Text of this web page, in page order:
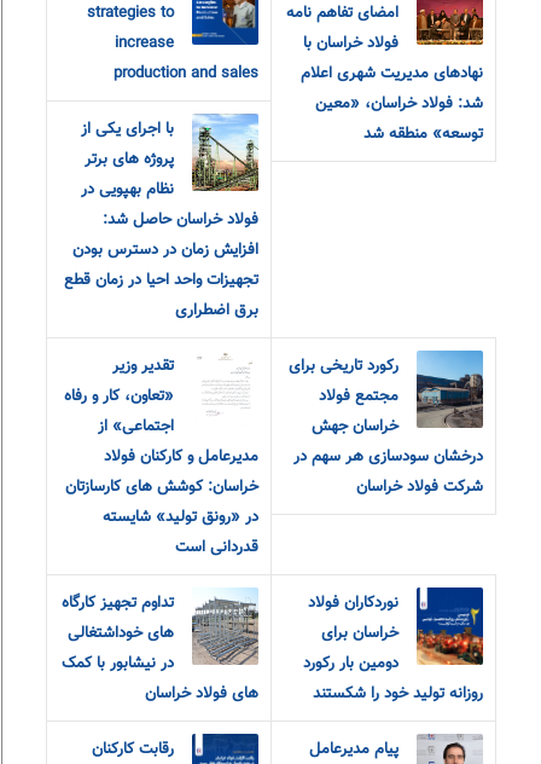
امضای تفاهم نامه
فولاد خراسان با
نهادهای مدیریت شهری اعلام
شد: فولاد خراسان، «معین
توسعه» منطقه شد
strategies to
increase
production and sales
با اجرای یکی از
پروژه های برتر
نظام بهپویی در
فولاد خراسان حاصل شد:
افزایش زمان در دسترس بودن
تجهیزات واحد احیا در زمان قطع
برق اضطراری
رکورد تاریخی برای
مجتمع فولاد
خراسان جهش
درخشان سودسازی هر سهم در
شرکت فولاد خراسان
تقدیر وزیر
«تعاون، کار و رفاه
اجتماعی» از
مدیرعامل و کارکنان فولاد
خراسان: کوشش های کارسازتان
در «رونق تولید» شایسته
قدردانی است
نوردکاران فولاد
خراسان برای
دومین بار رکورد
روزانه تولید خود را شکستند
تداوم تجهیز کارگاه
های خوداشتغالی
در نیشابور با کمک
های فولاد خراسان
پیام مدیرعامل
رقابت کارکنان